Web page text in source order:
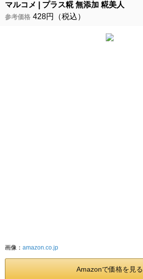
画像： amazon.co.jp
マルコメ プラス糀 無添加 糀美人
参考価格 428円（税込）
Amazonで価格を見る